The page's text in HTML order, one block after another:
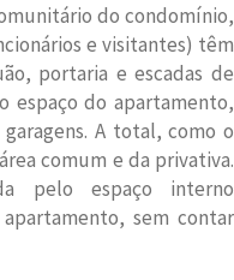
do condomínio,
e visitantes) têm
portaria e escadas de
espaço do apartamento,
A total, como o
comum e da privativa.
pelo espaço interno
sem contar